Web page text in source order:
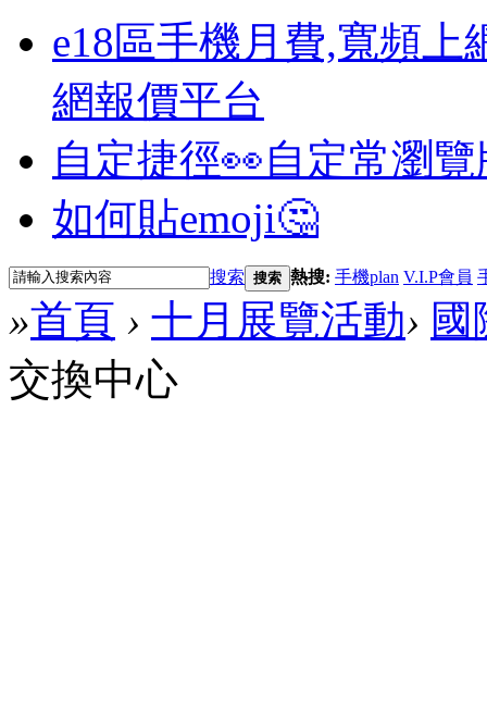
e18區手機月費,寬頻上
網報價平台
自定捷徑👀自定常瀏
如何貼emoji🤔
搜索 搜索 熱搜: 手機plan V.I.P會員
»首頁 › 十月展覽活動› 國
交換中心